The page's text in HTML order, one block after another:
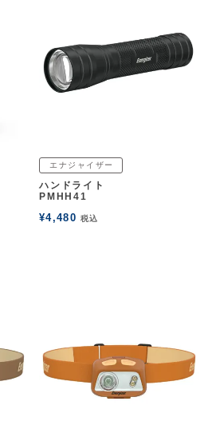
エナジャイザー
ハンドライト
PMHH41
¥4,480 税込